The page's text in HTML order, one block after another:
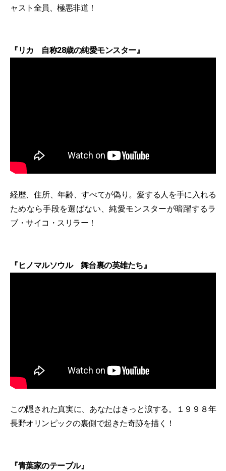
ャスト全員、極悪非道！
『リカ 自称28歳の純愛モンスター』
経歴、住所、年齢、すべてが偽り。愛する人を手に入れる
ためなら手段を選ばない、純愛モンスターが暗躍するラ
ブ・サイコ・スリラー！
『ヒノマルソウル 舞台裏の英雄たち』
この隠された真実に、あなたはきっと涙する。１９９８年
長野オリンピックの裏側で起きた奇跡を描く！
『青葉家のテーブル』